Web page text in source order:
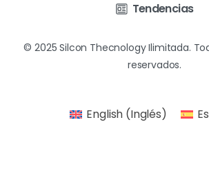
Tendencias
© 2025 Silcon Thecnology Ilimitada.
reservados.
English (Inglés)